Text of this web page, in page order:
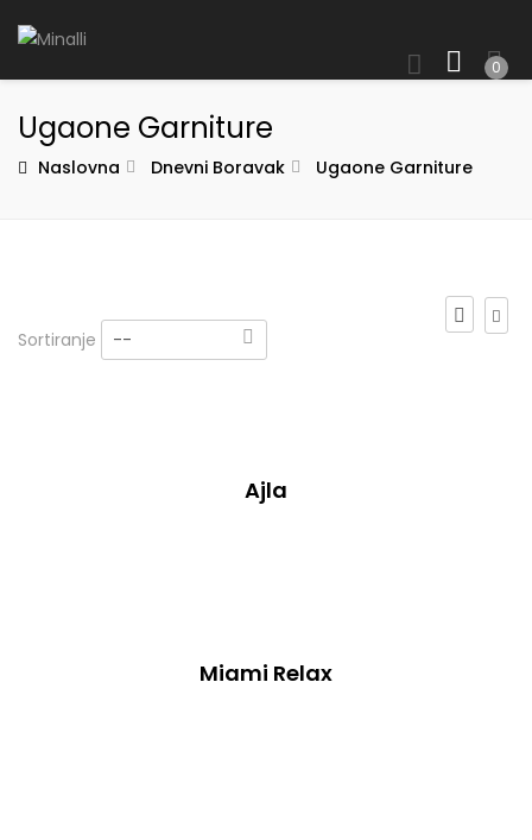
0
Ugaone Garniture
Naslovna Dnevni Boravak Ugaone Garniture
Sortiranje --
Ajla
Miami Relax